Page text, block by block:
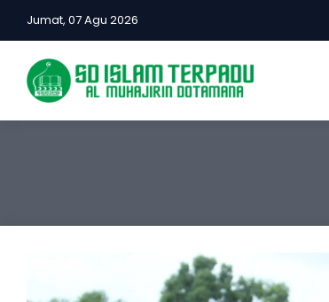
Jumat, 07 Agu 2026